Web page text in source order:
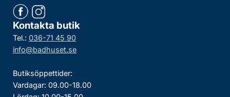
Kontakta butik
Tel.: 036-71 45 90
info@badhuset.se
Butiksöppettider:
Vardagar: 09.00-18.00